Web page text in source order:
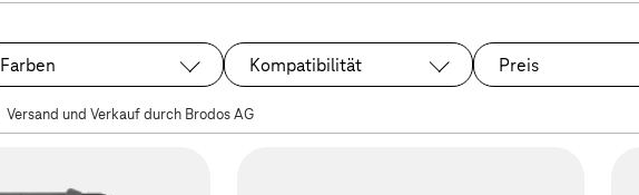
Farben Kompatibilität Preis
Versand und Verkauf durch Brodos AG